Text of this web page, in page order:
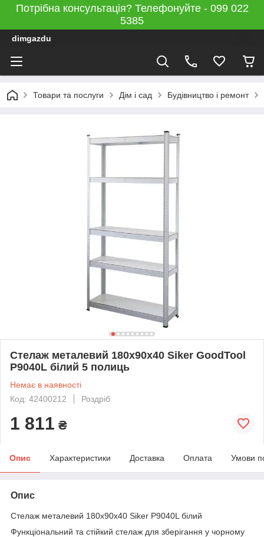
Потрібна консультація? Телефонуйте - 099 022
5385
dimgazdu
Товари та послуги Дім і сад Будівництво і ремонт
Стелаж металевий 180х90х40 Siker GoodTool
P9040L білий 5 полиць
Немає в наявності
Код: 42400212
Роздріб
1 811 ₴
Опис Характеристики Доставка Оплата Умови
Опис
Стелаж металевий 180х90х40 Siker P9040L білий
Функціональний та стійкий стелаж для зберігання у чорному